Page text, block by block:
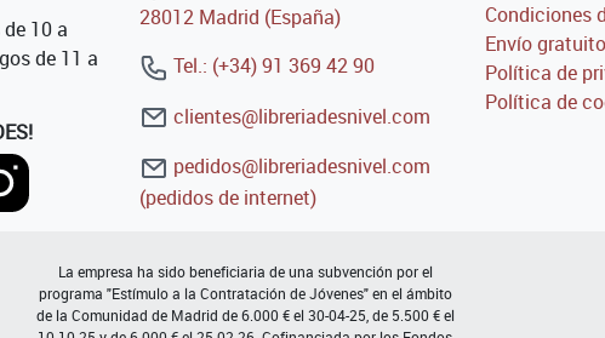
10 a
de 11 a
28012 Madrid (España)
Tel.: (+34) 91 369 42 90
clientes@libreriadesnivel.com
pedidos@libreriadesnivel.com
(pedidos de internet)
Condiciones
Envío
Política de
Política de
La empresa ha sido beneficiaria de una subvención por el
programa "Estímulo a la Contratación de Jóvenes" en el ámbito
de la Comunidad de Madrid de 6.000 € el 30-04-25, de 5.500 € el